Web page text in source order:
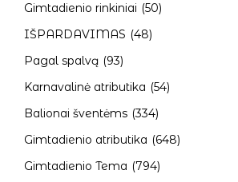
Gimtadienio rinkiniai (50)
IŠPARDAVIMAS (48)
Pagal spalvą (93)
Karnavalinė atributika (54)
Balionai šventėms (334)
Gimtadienio atributika (648)
Gimtadienio Tema (794)